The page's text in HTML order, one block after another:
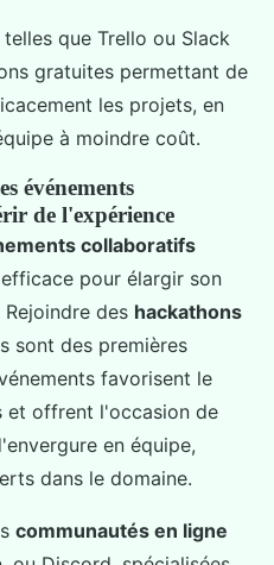
que Trello ou Slack
gratuites permettant de
les projets, en
à moindre coût.
événements
de l'expérience
collaboratifs
pour élargir son
des hackathons
sont des premières
favorisent le
et offrent l'occasion de
en équipe,
dans le domaine.
communautés en ligne